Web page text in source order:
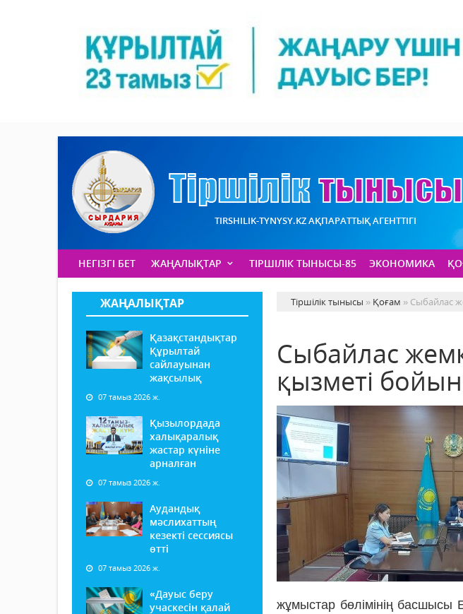
TIRSHILIK-TYNYSY.KZ АҚПАРАТТЫҚ АГЕНТТІГІ
НЕГІЗГІ БЕТ ЖАҢАЛЫҚТАР ТІРШІЛІК ТЫНЫСЫ-85 ЭКОНОМИКА
ЖАҢАЛЫҚТАР
Қазақстандықтар
Құрылтай
сайлауынан
жақсылық
07 тамыз 2026 ж.
Қызылордада
халықаралық
жастар күніне
арналған
07 тамыз 2026 ж.
Аудандық
мәслихаттың
кезекті сессиясы
өтті
07 тамыз 2026 ж.
«Дауыс беру
учаскесін қалай
Тіршілік тынысы » Қоғам » Сыбайлас
Сыбайлас
қызметі
жұмыстар бөлімінің басшысы